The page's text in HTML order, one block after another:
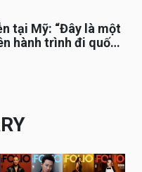
tại Mỹ: “Đây là một
hành trình đi quốc